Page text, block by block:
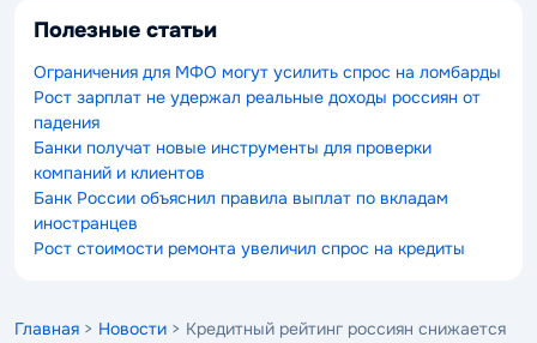
Полезные статьи
Ограничения для МФО могут усилить спрос на ломбарды
Рост зарплат не удержал реальные доходы россиян от
падения
Банки получат новые инструменты для проверки
компаний и клиентов
Банк России объяснил правила выплат по вкладам
иностранцев
Рост стоимости ремонта увеличил спрос на кредиты
Главная > Новости > Кредитный рейтинг россиян снижается